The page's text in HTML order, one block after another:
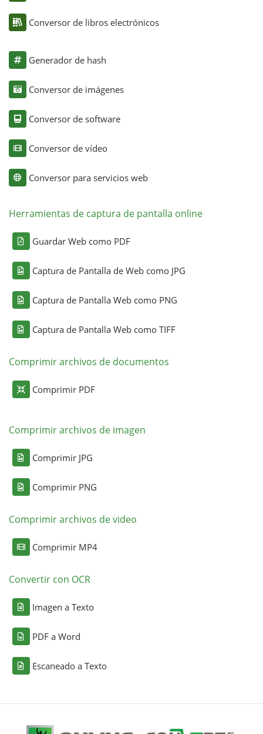
Conversor de libros electrónicos
Generador de hash
Conversor de imágenes
Conversor de software
Conversor de vídeo
Conversor para servicios web
Herramientas de captura de pantalla online
Guardar Web como PDF
Captura de Pantalla de Web como JPG
Captura de Pantalla Web como PNG
Captura de Pantalla Web como TIFF
Comprimir archivos de documentos
Comprimir PDF
Comprimir archivos de imagen
Comprimir JPG
Comprimir PNG
Comprimir archivos de video
Comprimir MP4
Convertir con OCR
Imagen a Texto
PDF a Word
Escaneado a Texto